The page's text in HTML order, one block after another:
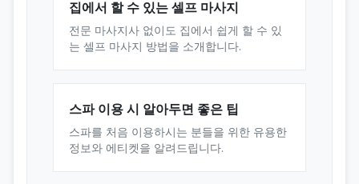
집에서 할 수 있는 셀프 마사지
전문 마사지사 없이도 집에서 쉽게 할 수 있
는 셀프 마사지 방법을 소개합니다.
스파 이용 시 알아두면 좋은 팁
스파를 처음 이용하시는 분들을 위한 유용한
정보와 에티켓을 알려드립니다.